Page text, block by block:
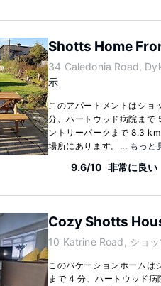
Shotts Home
34 Caledonia Road,
示
このアパートメントはシ
分、ハートウッド病院まで
ントリーパークまで 8.3
場所にあります。... もっと
9.6/10 非常に良い
Cozy Shotts
10 Katrine Road, ショ
このバケーションホーム
まで 4 分、ハートウッド